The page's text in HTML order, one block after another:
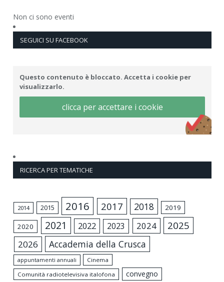
Non ci sono eventi
SEGUICI SU FACEBOOK
Questo contenuto è bloccato. Accetta i cookie per
visualizzarlo.
clicca per accettare i cookie
RICERCA PER TEMATICHE
2014 2015 2016 2017 2018 2019
2020 2021 2022 2023 2024 2025
2026 Accademia della Crusca
appuntamenti annuali
Cinema
Comunità radiotelevisiva italofona
convegno